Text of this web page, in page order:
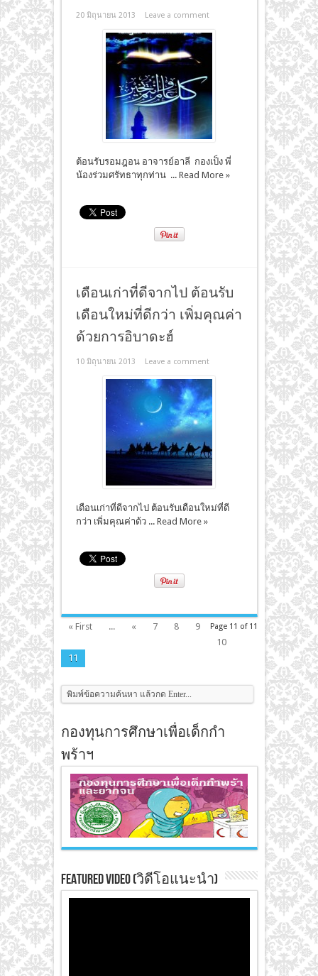
20 มิถุนายน 2013 Leave a comment
ต้อนรับรอมฎอน อาจารย์อาลี กองเป็ง พี่
น้องร่วมศรัทธาทุกท่าน ... Read More »
เดือนเก่าที่ดีจากไป ต้อนรับ
เดือนใหม่ที่ดีกว่า เพิ่มคุณค่า
ด้วยการอิบาดะฮ์
10 มิถุนายน 2013 Leave a comment
เดือนเก่าที่ดีจากไป ต้อนรับเดือนใหม่ที่ดี
กว่า เพิ่มคุณค่าด้ว ... Read More »
Page 11 of 11
« First ... « 7 8
9
10
11
กองทุนการศึกษาเพื่อเด็กกำ
พร้าฯ
Featured Video (วิดีโอแนะนำ)